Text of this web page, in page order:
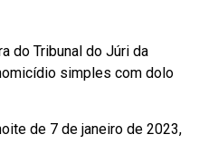
do Tribunal do Júri da
simples com dolo
de 7 de janeiro de 2023,